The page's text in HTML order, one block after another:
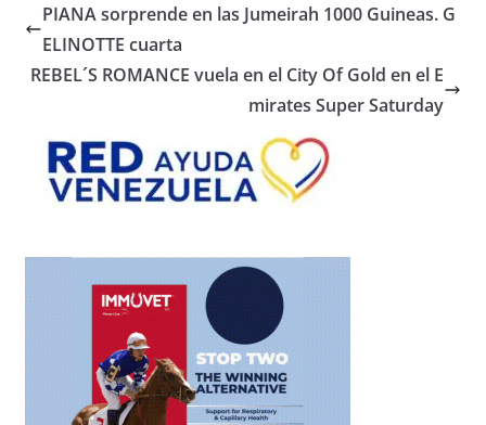
PIANA sorprende en las Jumeirah 1000 Guineas. G
ELINOTTE cuarta
REBEL´S ROMANCE vuela en el City Of Gold en el E
mirates Super Saturday